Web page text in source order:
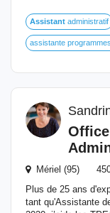
Assistant administratif
assistante
Mériel (95)
Plus de 25 ans
tant qu'Assistante